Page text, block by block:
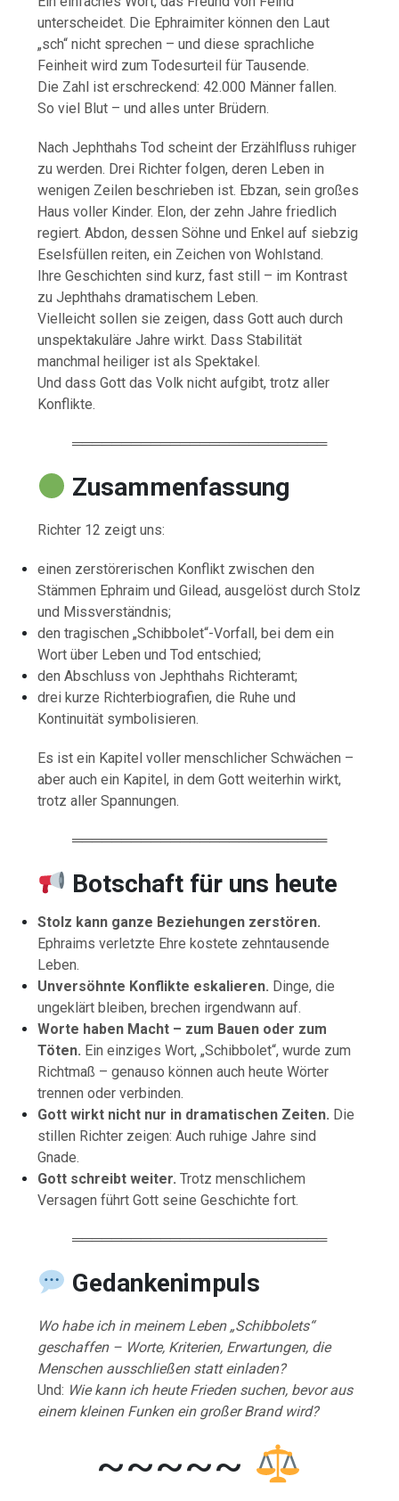
unterscheidet. Die Ephraimiter können den Laut
„sch“ nicht sprechen – und diese sprachliche
Feinheit wird zum Todesurteil für Tausende.
Die Zahl ist erschreckend: 42.000 Männer fallen.
So viel Blut – und alles unter Brüdern.
Nach Jephthahs Tod scheint der Erzählfluss ruhiger
zu werden. Drei Richter folgen, deren Leben in
wenigen Zeilen beschrieben ist. Ebzan, sein großes
Haus voller Kinder. Elon, der zehn Jahre friedlich
regiert. Abdon, dessen Söhne und Enkel auf siebzig
Eselsfüllen reiten, ein Zeichen von Wohlstand.
Ihre Geschichten sind kurz, fast still – im Kontrast
zu Jephthahs dramatischem Leben.
Vielleicht sollen sie zeigen, dass Gott auch durch
unspektakuläre Jahre wirkt. Dass Stabilität
manchmal heiliger ist als Spektakel.
Und dass Gott das Volk nicht aufgibt, trotz aller
Konflikte.
══════════════════════════
Zusammenfassung
Richter 12 zeigt uns:
einen zerstörerischen Konflikt zwischen den
Stämmen Ephraim und Gilead, ausgelöst durch Stolz
und Missverständnis;
den tragischen „Schibbolet“-Vorfall, bei dem ein
Wort über Leben und Tod entschied;
den Abschluss von Jephthahs Richteramt;
drei kurze Richterbiografien, die Ruhe und
Kontinuität symbolisieren.
Es ist ein Kapitel voller menschlicher Schwächen –
aber auch ein Kapitel, in dem Gott weiterhin wirkt,
trotz aller Spannungen.
══════════════════════════
Botschaft für uns heute
Stolz kann ganze Beziehungen zerstören.
Ephraims verletzte Ehre kostete zehntausende
Leben.
Unversöhnte Konflikte eskalieren. Dinge, die
ungeklärt bleiben, brechen irgendwann auf.
Worte haben Macht – zum Bauen oder zum
Töten. Ein einziges Wort, „Schibbolet“, wurde zum
Richtmaß – genauso können auch heute Wörter
trennen oder verbinden.
Gott wirkt nicht nur in dramatischen Zeiten. Die
stillen Richter zeigen: Auch ruhige Jahre sind
Gnade.
Gott schreibt weiter. Trotz menschlichem
Versagen führt Gott seine Geschichte fort.
══════════════════════════
Gedankenimpuls
Wo habe ich in meinem Leben „Schibbolets“
geschaffen – Worte, Kriterien, Erwartungen, die
Menschen ausschließen statt einladen?
Und: Wie kann ich heute Frieden suchen, bevor aus
einem kleinen Funken ein großer Brand wird?
~~~~~